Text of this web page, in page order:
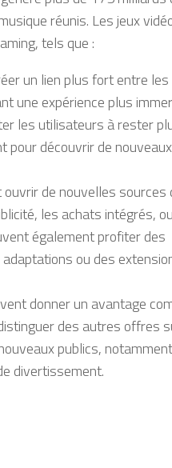
réunis. Les jeux
tels que :
un lien plus fort entre les
une expérience plus
les utilisateurs à rester
pour découvrir de nouveaux
de nouvelles sources
les achats intégrés,
également profiter des
ou des
donner un avantage
des autres offres
publics,
divertissement.